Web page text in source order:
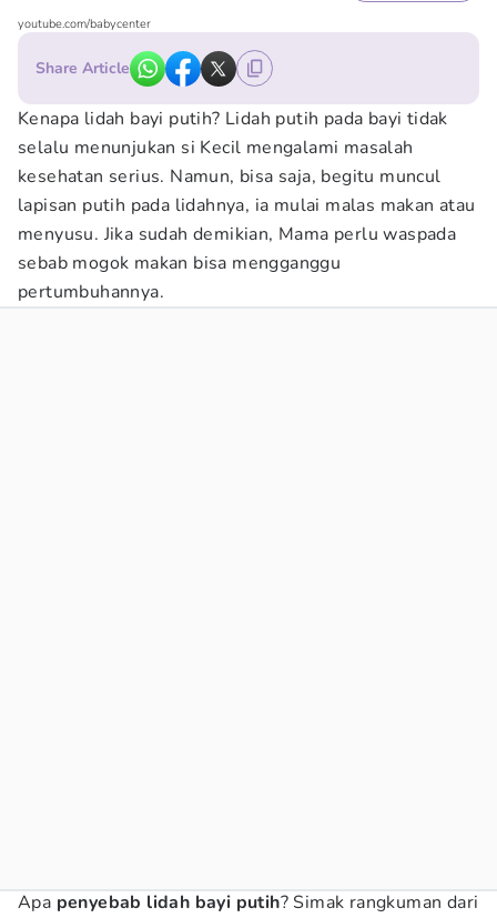
youtube.com/babycenter
Share Article
Kenapa lidah bayi putih? Lidah putih pada bayi tidak
selalu menunjukan si Kecil mengalami masalah
kesehatan serius. Namun, bisa saja, begitu muncul
lapisan putih pada lidahnya, ia mulai malas makan atau
menyusu. Jika sudah demikian, Mama perlu waspada
sebab mogok makan bisa mengganggu
pertumbuhannya.
Apa penyebab lidah bayi putih? Simak rangkuman dari